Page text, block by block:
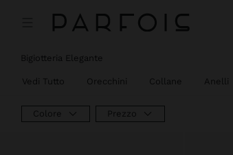
Bigiotteria Elegante
Vedi Tutto Orecchini Collane Anelli
Colore Prezzo